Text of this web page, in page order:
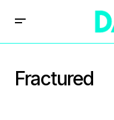
Fractured